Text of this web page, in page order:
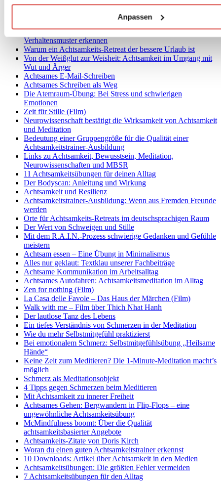
Anpassen
Mindful Leadership – Die Umgestaltung der Wirtschaft
Weshalb „Du sollst nicht bewerten“ Unsinn ist
Achtsames Nichtstun: Nutzlos aber wertvoll
Mit Achtsamkeit und Edelpilzkäse unbewusste
Verhaltensmuster erkennen
Warum ein Achtsamkeits-Retreat der bessere Urlaub ist
Von der Weißglut zur Weisheit: Achtsamkeit im Umgang mit
Wut und Ärger
Achtsames E-Mail-Schreiben
Achtsames Schreiben als Weg
Die Atemraum-Übung: Bei Stress und schwierigen
Emotionen
Zeit für Stille (Film)
Neurowissenschaft bestätigt die Wirksamkeit von Achtsamkeit
und Meditation
Bedeutung einer Gruppengröße für die Qualität einer
Achtsamkeitstrainer-Ausbildung
Links zu Achtsamkeit, Bewusstsein, Meditation,
Neurowissenschaften und MBSR
11 Achtsamkeitsübungen für deinen Alltag
Der Bodyscan: Anleitung und Wirkung
Achtsamkeit und Resilienz
Achtsamkeitstrainer-Ausbildung: Wenn aus Fremden Freunde
werden
Orte für Achtsamkeits-Retreats im deutschsprachigen Raum
Der Wert von Schweigen und Stille
Mit dem R.A.I.N.-Prozess schwierige Gedanken und Gefühle
meistern
Achtsam essen – Eine Übung in Minimalismus
Alles nur geklaut: Textklau unserer Fachbeiträge
Achtsame Kommunikation im Arbeitsalltag
Achtsames Autofahren: Achtsamkeitsmeditation im Alltag
Zen for nothing (Film)
La Casa delle Favole – Das Haus der Märchen (Film)
Walk with me – Film über Thich Nhat Hanh
Der lautlose Tanz des Lebens
Ein tiefes Verständnis von Schmerzen in der Meditation
Wie du mehr Selbstmitgefühl praktizierst
Bei emotionalem Schmerz: Selbstmitgefühlsübung „Heilsame
Hände“
Keine Zeit zum Meditieren? Die 1-Minute-Meditation macht’s
möglich
Schmerz als Meditationsobjekt
4 Tipps gegen Schmerzen beim Meditieren
Mit Achtsamkeit zu innerer Freiheit
Achtsames Gehen: Bergwandern in Flip-Flops – eine
ungewöhnliche Achtsamkeitsübung
McMindfulness boomt: Über die Qualität
achtsamkeitsbasierter Angebote
Achtsamkeits-Zitate von Doris Kirch
Woran du einen guten Achtsamkeitstrainer erkennst
10 Downloads: Artikel über Achtsamkeit in den Medien
Achtsamkeitsübungen: Die größten Fehler vermeiden
7 Achtsamkeitsübungen für den Alltag